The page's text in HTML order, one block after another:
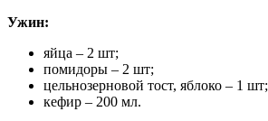
Ужин:
яйца – 2 шт;
помидоры – 2 шт;
цельнозерновой тост, яблоко – 1 шт;
кефир – 200 мл.